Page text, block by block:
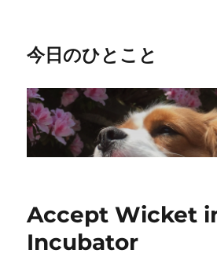
今日のひとこと
Accept Wicket
Incubator